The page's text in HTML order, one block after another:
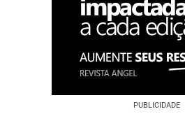
PUBLICIDADE